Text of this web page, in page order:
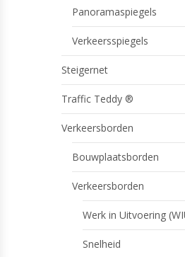
Panoramaspiegels
Verkeersspiegels
Steigernet
Traffic Teddy ®
Verkeersborden
Bouwplaatsborden
Verkeersborden
Werk in Uitvoering
Snelheid